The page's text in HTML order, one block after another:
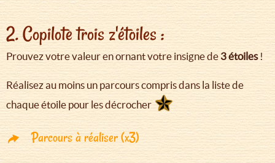
2. Copilote trois z'étoiles :
Prouvez votre valeur en ornant votre insigne de 3 étoiles!
Réalisez au moins un parcours compris dans la liste de
chaque étoile pour les décrocher
Parcours à réaliser (x3)